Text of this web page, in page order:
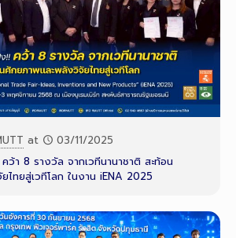
at
03/11/2025
า 8 รางวัล จากเวทีนานาชาติ สะท้อน
ไทยสู่เวทีโลก ในงาน iENA 2025